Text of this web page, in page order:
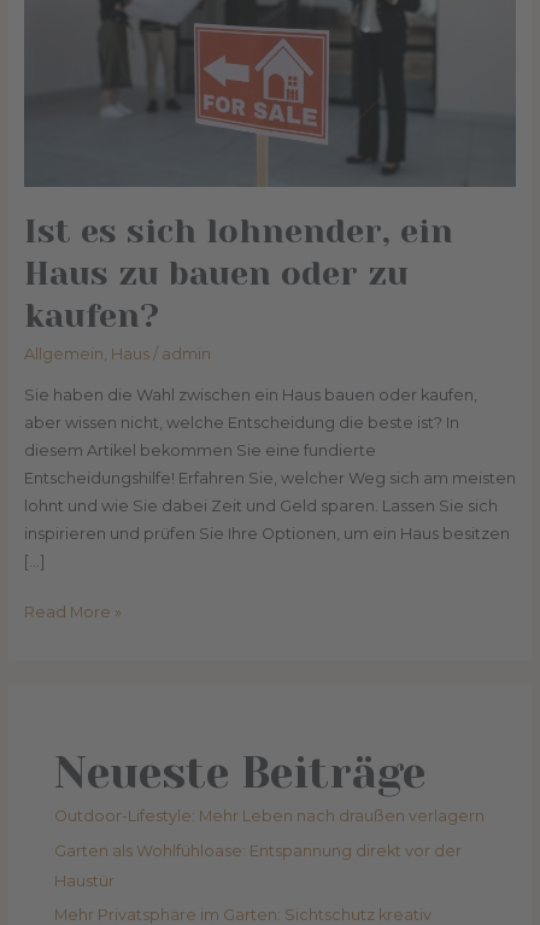
Ist es sich lohnender, ein
Haus zu bauen oder zu
kaufen?
Allgemein, Haus/ admin
Sie haben die Wahl zwischen ein Haus bauen oder kaufen,
aber wissen nicht, welche Entscheidung die beste ist? In
diesem Artikel bekommen Sie eine fundierte
Entscheidungshilfe! Erfahren Sie, welcher Weg sich am meisten
lohnt und wie Sie dabei Zeit und Geld sparen. Lassen Sie sich
inspirieren und prüfen Sie Ihre Optionen, um ein Haus besitzen
[…]
Read More »
Neueste Beiträge
Outdoor-Lifestyle: Mehr Leben nach draußen verlagern
Garten als Wohlfühloase: Entspannung direkt vor der
Haustür
Mehr Privatsphäre im Garten: Sichtschutz kreativ